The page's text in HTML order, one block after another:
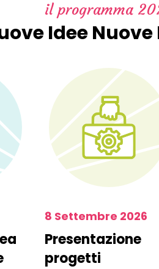
il programma
Idee
8 Settembre 2026
Presentazione
progetti